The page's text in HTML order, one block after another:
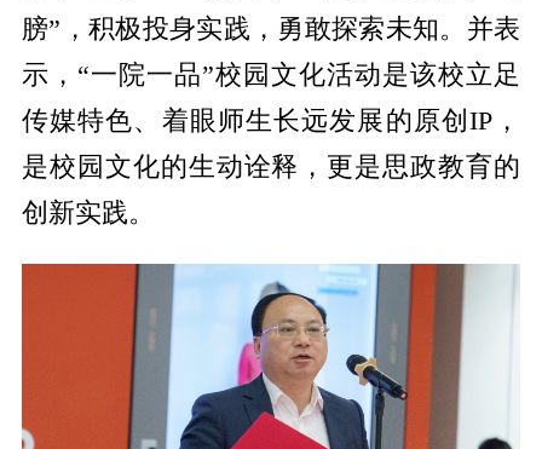
膀”，积极投身实践，勇敢探索未知。并表
示，“一院一品”校园文化活动是该校立足
传媒特色、着眼师生长远发展的原创IP，
是校园文化的生动诠释，更是思政教育的
创新实践。